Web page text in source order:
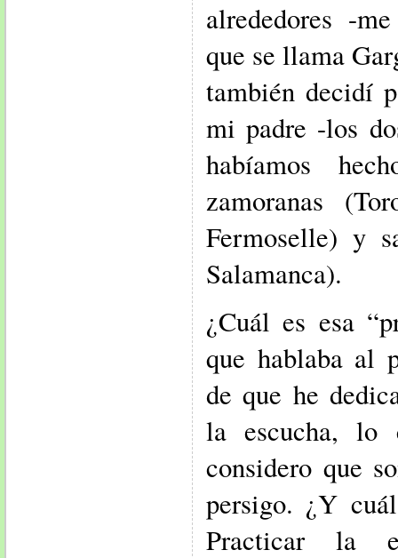
alrededores -
que se llama
también decidí
mi padre -los
habíamos
zamoranas
Fermoselle) y
Salamanca).
¿Cuál es esa
que hablaba al
de que he
la escucha, lo
considero que
persigo. ¿Y
Practicar la